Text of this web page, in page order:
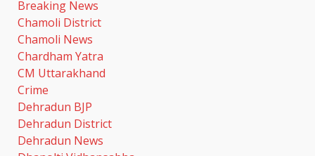
Breaking News
Chamoli District
Chamoli News
Chardham Yatra
CM Uttarakhand
Crime
Dehradun BJP
Dehradun District
Dehradun News